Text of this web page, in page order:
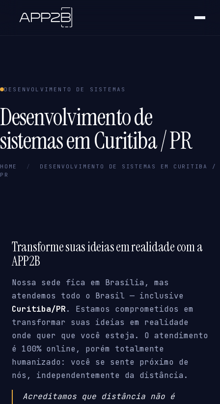
DESENVOLVIMENTO DE SISTEMAS
Desenvolvimento de
sistemas em Curitiba / PR
HOME /
DESENVOLVIMENTO DE SISTEMAS EM CURITIBA /
PR
Transforme suas ideias em realidade com a
APP2B
Nossa sede fica em Brasília, mas
atendemos todo o Brasil — inclusive
Curitiba/PR. Estamos comprometidos em
transformar suas ideias em realidade
onde quer que você esteja. O atendimento
é 100% online, porém totalmente
humanizado: você se sente próximo de
nós, independentemente da distância.
Acreditamos que distância não é